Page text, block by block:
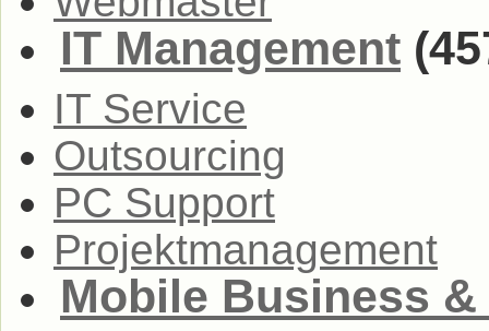
IT Management
IT Service
Outsourcing
PC Support
Projektmanagement
Mobile Business &